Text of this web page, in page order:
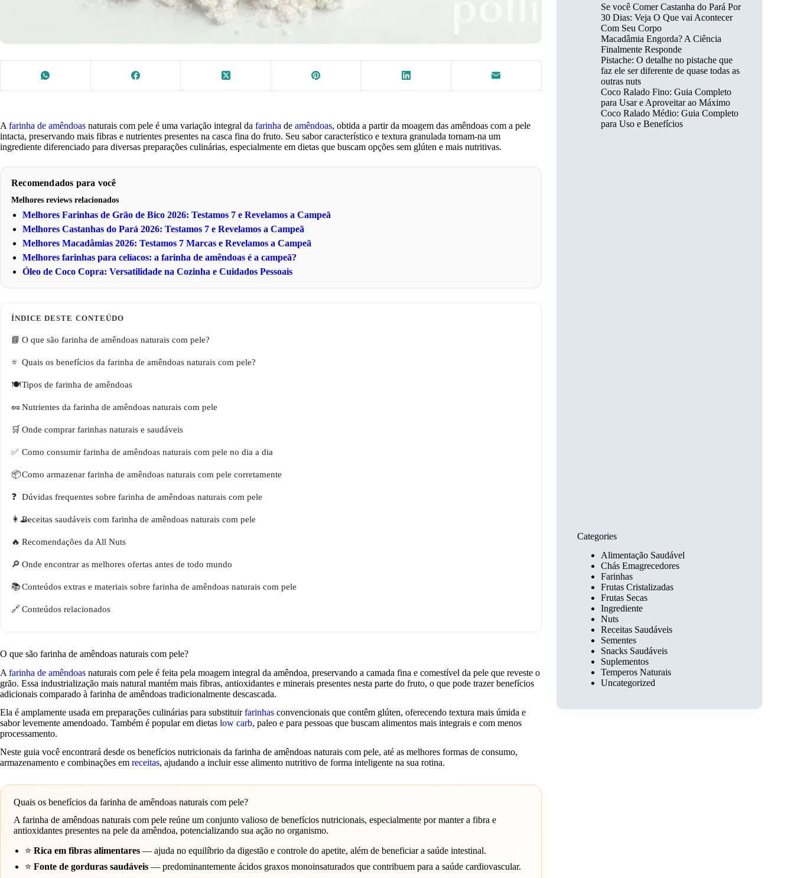
A farinha de amêndoas naturais com pele é uma variação integral da farinha de amêndoas, obtida a partir da moagem das amêndoas com a pele
intacta, preservando mais fibras e nutrientes presentes na casca fina do fruto. Seu sabor característico e textura granulada tornam-na um
ingrediente diferenciado para diversas preparações culinárias, especialmente em dietas que buscam opções sem glúten e mais nutritivas.
Recomendados para você
Melhores reviews relacionados
Melhores Farinhas de Grão de Bico 2026: Testamos 7 e Revelamos a Campeã
Melhores Castanhas do Pará 2026: Testamos 7 e Revelamos a Campeã
Melhores Macadâmias 2026: Testamos 7 Marcas e Revelamos a Campeã
Melhores farinhas para celíacos: a farinha de amêndoas é a campeã?
Óleo de Coco Copra: Versatilidade na Cozinha e Cuidados Pessoais
O que são farinha de amêndoas naturais com pele?
Quais os benefícios da farinha de amêndoas naturais com pele?
Tipos de farinha de amêndoas
Nutrientes da farinha de amêndoas naturais com pele
Onde comprar farinhas naturais e saudáveis
Como consumir farinha de amêndoas naturais com pele no dia a dia
Como armazenar farinha de amêndoas naturais com pele corretamente
Dúvidas frequentes sobre farinha de amêndoas naturais com pele
Receitas saudáveis com farinha de amêndoas naturais com pele
Recomendações da All Nuts
Onde encontrar as melhores ofertas antes de todo mundo
Conteúdos extras e materiais sobre farinha de amêndoas naturais com pele
Conteúdos relacionados
O que são farinha de amêndoas naturais com pele?
A farinha de amêndoas naturais com pele é feita pela moagem integral da amêndoa, preservando a camada fina e comestível da pele que reveste o
grão. Essa industrialização mais natural mantém mais fibras, antioxidantes e minerais presentes nesta parte do fruto, o que pode trazer benefícios
adicionais comparado à farinha de amêndoas tradicionalmente descascada.
Ela é amplamente usada em preparações culinárias para substituirfarinhas convencionais que contêm glúten, oferecendo textura mais úmida e
sabor levemente amendoado. Também é popular em dietas low carb, paleo e para pessoas que buscam alimentos mais integrais e com menos
processamento.
Neste guia você encontrará desde os benefícios nutricionais da farinha de amêndoas naturais com pele, até as melhores formas de consumo,
armazenamento e combinações em receitas, ajudando a incluir esse alimento nutritivo de forma inteligente na sua rotina.
Quais os benefícios da farinha de amêndoas naturais com pele?
A farinha de amêndoas naturais com pele reúne um conjunto valioso de benefícios nutricionais, especialmente por manter a fibra e
antioxidantes presentes na pele da amêndoa, potencializando sua ação no organismo.
⭐Rica em fibras alimentares — ajuda no equilíbrio da digestão e controle do apetite, além de beneficiar a saúde intestinal.
⭐Fonte de gorduras saudáveis — predominantemente ácidos graxos monoinsaturados que contribuem para a saúde cardiovascular.
Se você Comer Castanha do Pará Por
30 Dias: Veja O Que vai Acontecer
Com Seu Corpo
Macadâmia Engorda? A Ciência
Finalmente Responde
Pistache: O detalhe no pistache que
faz ele ser diferente de quase todas as
outras nuts
Coco Ralado Fino: Guia Completo
para Usar e Aproveitar ao Máximo
Coco Ralado Médio: Guia Completo
para Uso e Benefícios
Categories
Alimentação Saudável
Chás Emagrecedores
Farinhas
Frutas Cristalizadas
Frutas Secas
Ingrediente
Nuts
Receitas Saudáveis
Sementes
Snacks Saudáveis
Suplementos
Temperos Naturais
Uncategorized